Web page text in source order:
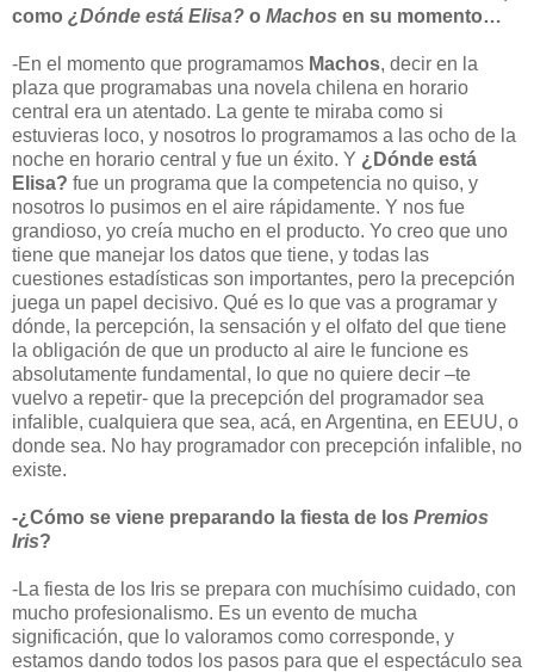
como ¿Dónde está Elisa? o Machos en su momento…
-En el momento que programamos Machos, decir en la
plaza que programabas una novela chilena en horario
central era un atentado. La gente te miraba como si
estuvieras loco, y nosotros lo programamos a las ocho de la
noche en horario central y fue un éxito. Y ¿Dónde está
Elisa? fue un programa que la competencia no quiso, y
nosotros lo pusimos en el aire rápidamente. Y nos fue
grandioso, yo creía mucho en el producto. Yo creo que uno
tiene que manejar los datos que tiene, y todas las
cuestiones estadísticas son importantes, pero la precepción
juega un papel decisivo. Qué es lo que vas a programar y
dónde, la percepción, la sensación y el olfato del que tiene
la obligación de que un producto al aire le funcione es
absolutamente fundamental, lo que no quiere decir –te
vuelvo a repetir- que la precepción del programador sea
infalible, cualquiera que sea, acá, en Argentina, en EEUU, o
donde sea. No hay programador con precepción infalible, no
existe.
-¿Cómo se viene preparando la fiesta de los Premios
Iris?
-La fiesta de los Iris se prepara con muchísimo cuidado, con
mucho profesionalismo. Es un evento de mucha
significación, que lo valoramos como corresponde, y
estamos dando todos los pasos para que el espectáculo sea